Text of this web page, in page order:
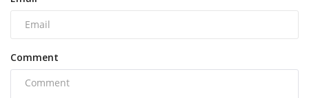
Comment